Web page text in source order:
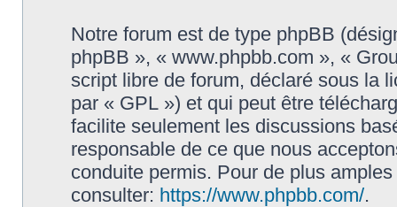
Notre forum est de type phpBB
phpBB », « www.phpbb.com », «
script libre de forum, déclaré sous la
par « GPL ») et qui peut être
facilite seulement les discussions
responsable de ce que nous
conduite permis. Pour de plus
consulter: https://www.phpbb.com/.